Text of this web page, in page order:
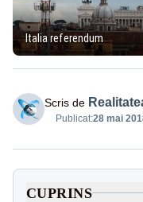
Italia referendum
Scris de
Publicat:28 mai
CUPRINS